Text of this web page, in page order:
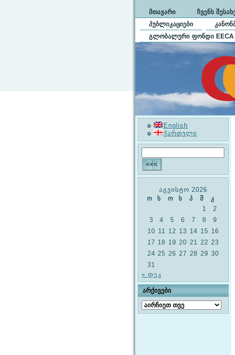
ᲛᲗᲐᲕᲐᲠᲘ ᲩᲕᲔᲜᲡ
ᲞᲣᲑᲚᲘᲙᲐᲪᲘᲔᲑᲘ
ᲒᲚᲝᲑᲐᲚᲣᲠᲘ ᲤᲝᲜᲓᲘ EECA
English
ქართული
აგვისტო 2026
ო
ს ო ხ პ შ
კ
1
2
3
4 5 6 7 8
9
10 11 12 13 14 15 16
17 18 19 20 21 22 23
24 25 26 27 28 29 30
31
« დეკ
ᲐᲠᲥᲘᲕᲔᲑᲘ
არქივები